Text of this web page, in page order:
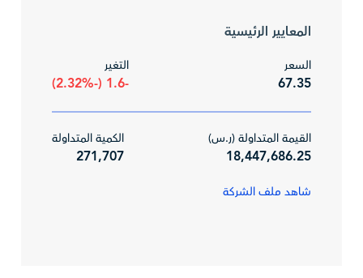
المعايير الرئيسية
السعر
67.35
التغير
-1.6 (-2.32%)
القيمة المتداولة (ر.س)
18,447,686.25
الكمية المتداولة
271,707
شاهد ملف الشركة